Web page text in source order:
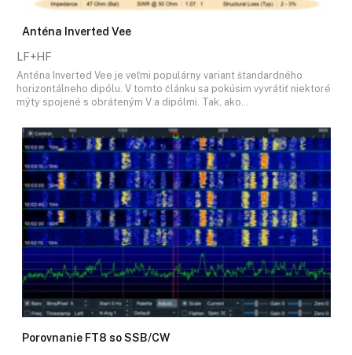
Anténa Inverted Vee
LF+HF
Anténa Inverted Vee je veľmi populárny variant štandardného
horizontálneho dipólu. V tomto článku sa pokúsim vyvrátiť niektoré
mýty spojené s obráteným V a dipólmi. Tak, ako…
Porovnanie FT8 so SSB/CW